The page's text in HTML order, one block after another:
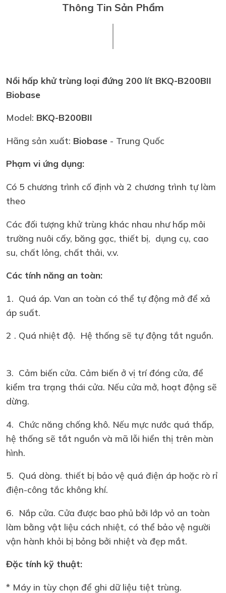
Thông Tin Sản Phẩm
Nồi hấp khử trùng loại đứng 200 lít BKQ-B200BII
Biobase
Model: BKQ-B200BII
Hãng sản xuất: Biobase - Trung Quốc
Phạm vi ứng dụng:
Có 5 chương trình cố định và 2 chương trình tự làm
theo
Các đối tượng khử trùng khác nhau như hấp môi
trường nuôi cấy, băng gạc, thiết bị, dụng cụ, cao
su, chất lỏng, chất thải, v.v.
Các tính năng an toàn:
1. Quá áp. Van an toàn có thể tự động mở để xả
áp suất.
2 . Quá nhiệt độ. Hệ thống sẽ tự động tắt nguồn.
3. Cảm biến cửa. Cảm biến ở vị trí đóng cửa, để
kiểm tra trạng thái cửa. Nếu cửa mở, hoạt động sẽ
dừng.
4. Chức năng chống khô. Nếu mực nước quá thấp,
hệ thống sẽ tắt nguồn và mã lỗi hiển thị trên màn
hình.
5. Quá dòng. thiết bị bảo vệ quá điện áp hoặc rò rỉ
điện-công tắc không khí.
6. Nắp cửa. Cửa được bao phủ bởi lớp vỏ an toàn
làm bằng vật liệu cách nhiệt, có thể bảo vệ người
vận hành khỏi bị bỏng bởi nhiệt và đẹp mắt.
Đặc tính kỹ thuật:
* Máy in tùy chọn để ghi dữ liệu tiệt trùng.